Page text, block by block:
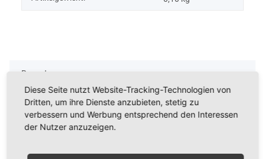
Bewertungen
Benachrichtigen, wenn verfügbar
Diese Seite nutzt Website-Tracking-Technologien von
Dritten, um ihre Dienste anzubieten, stetig zu
verbessern und Werbung entsprechend den Interessen
der Nutzer anzuzeigen.